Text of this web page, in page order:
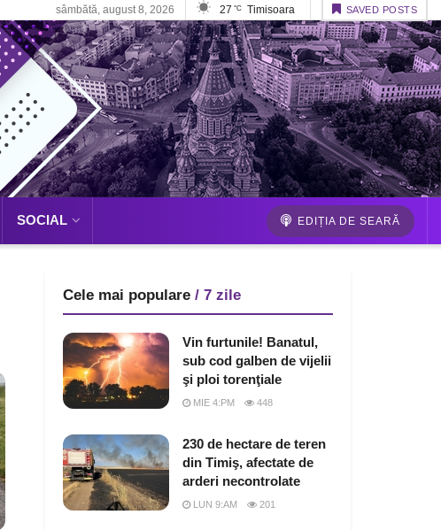
sâmbătă, august 8, 2026 27 °C Timisoara SAVED POSTS
SOCIAL EDIȚIA DE SEARĂ
Cele mai populare / 7 zile
Vin furtunile! Banatul,
sub cod galben de vijelii
şi ploi torenţiale
MIE 4:PM 448
230 de hectare de teren
din Timiş, afectate de
arderi necontrolate
LUN 9:AM 201